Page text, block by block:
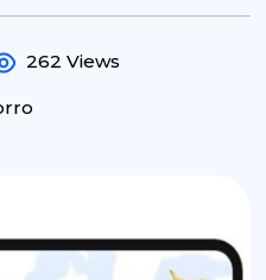
262 Views